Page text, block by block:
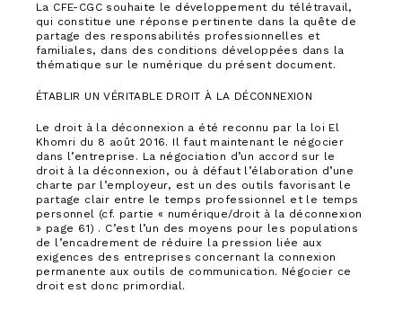
La CFE-CGC souhaite le développement du télétravail,
qui constitue une réponse pertinente dans la quête de
partage des responsabilités professionnelles et
familiales, dans des conditions développées dans la
thématique sur le numérique du présent document.
ÉTABLIR UN VÉRITABLE DROIT À LA DÉCONNEXION
Le droit à la déconnexion a été reconnu par la loi El
Khomri du 8 août 2016. Il faut maintenant le négocier
dans l’entreprise. La négociation d’un accord sur le
droit à la déconnexion, ou à défaut l’élaboration d’une
charte par l’employeur, est un des outils favorisant le
partage clair entre le temps professionnel et le temps
personnel (cf. partie « numérique/droit à la déconnexion
» page 61) . C’est l’un des moyens pour les populations
de l’encadrement de réduire la pression liée aux
exigences des entreprises concernant la connexion
permanente aux outils de communication. Négocier ce
droit est donc primordial.